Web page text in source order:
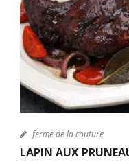
ferme de la couture
LAPIN AUX